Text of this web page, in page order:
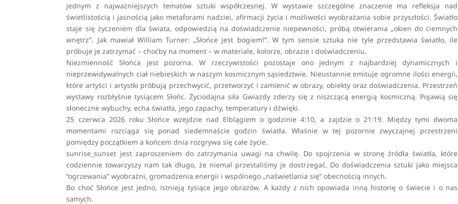
jednym z najważniejszych tematów sztuki współczesnej. W wystawie szczególne znaczenie ma refleksja nad
świetlistością i jasnością jako metaforami nadziei, afirmacji życia i możliwości wyobrażania sobie przyszłości. Światło
staje się życzeniem dla świata, odpowiedzią na doświadczenie niepewności, próbą otwierania „okien do ciemnych
wnętrz”. Jak mawiał William Turner: „Słońce jest bogiem!”. W tym sensie sztuka nie tyle przedstawia światło, ile
próbuje je zatrzymać – choćby na moment – w materiale, kolorze, obrazie i doświadczeniu.
Niezmienność Słońca jest pozorna. W rzeczywistości pozostaje ono jednym z najbardziej dynamicznych i
nieprzewidywalnych ciał niebieskich w naszym kosmicznym sąsiedztwie. Nieustannie emituje ogromne ilości energii,
które artyści i artystki próbują przechwycić, przetworzyć i zamienić w obrazy, obiekty oraz doświadczenia. Przestrzeń
wystawy rozbłyśnie tysiącem Słońc. Życiodajna siła Gwiazdy zderzy się z niszczącą energią kosmiczną. Pojawią się
słoneczne wybuchy, echa światła, jego zapachy, temperatury i dźwięki.
25 czerwca 2026 roku Słońce wzejdzie nad Elblągiem o godzinie 4:10, a zajdzie o 21:19. Między tymi dwoma
momentami rozciąga się ponad siedemnaście godzin światła. Właśnie w tej pozornie zwyczajnej przestrzeni
pomiędzy początkiem a końcem dnia rozgrywa się całe życie.
sunrise_sunset jest zaproszeniem do zatrzymania uwagi na chwilę. Do spojrzenia w stronę źródła światła, które
codziennie towarzyszy nam tak długo, że niemal przestaliśmy je dostrzegać. Do doświadczenia sztuki jako miejsca
“ogrzewania” wyobraźni, gromadzenia energii i wspólnego „naświetlania się” obecnością innych.
Bo choć Słońce jest jedno, istnieją tysiące jego obrazów. A każdy z nich opowiada inną historię o świecie i o nas
samych.